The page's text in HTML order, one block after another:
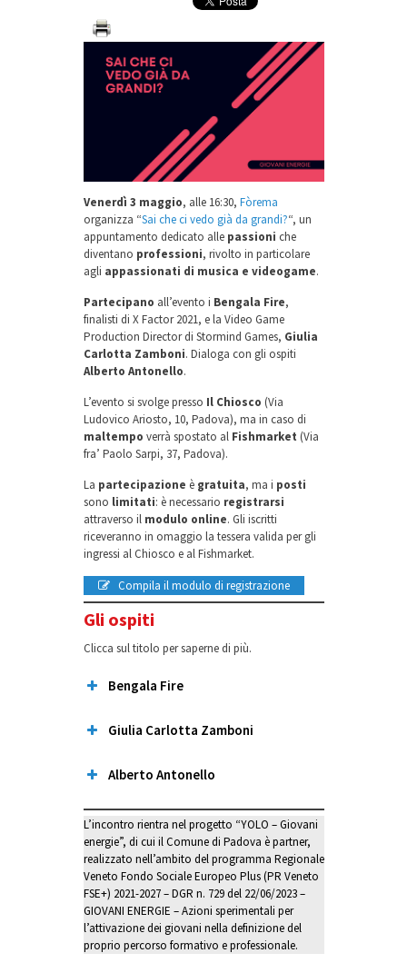
Venerdì 3 maggio, alle 16:30, Fòrema
organizza “Sai che ci vedo già da grandi?“, un
appuntamento dedicato alle passioni che
diventano professioni, rivolto in particolare
agli appassionati di musica e videogame.
Partecipano all’evento i Bengala Fire,
finalisti di X Factor 2021, e la Video Game
Production Director di Stormind Games, Giulia
Carlotta Zamboni. Dialoga con gli ospiti
Alberto Antonello.
L’evento si svolge presso Il Chiosco (Via
Ludovico Ariosto, 10, Padova), ma in caso di
maltempo verrà spostato al Fishmarket (Via
fra’ Paolo Sarpi, 37, Padova).
La partecipazione è gratuita, ma i posti
sono limitati: è necessario registrarsi
attraverso il modulo online. Gli iscritti
riceveranno in omaggio la tessera valida per gli
ingressi al Chiosco e al Fishmarket.
Compila il modulo di registrazione
Gli ospiti
Clicca sul titolo per saperne di più.
Bengala Fire
Giulia Carlotta Zamboni
Alberto Antonello
L’incontro rientra nel progetto “YOLO – Giovani
energie”, di cui il Comune di Padova è partner,
realizzato nell’ambito del programma Regionale
Veneto Fondo Sociale Europeo Plus (PR Veneto
FSE+) 2021-2027 – DGR n. 729 del 22/06/2023 –
GIOVANI ENERGIE – Azioni sperimentali per
l’attivazione dei giovani nella definizione del
proprio percorso formativo e professionale.